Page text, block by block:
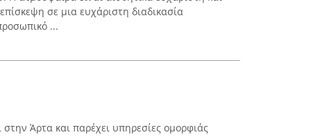
σε μια ευχάριστη διαδικασία
...
Άρτα και παρέχει υπηρεσίες ομορφιάς